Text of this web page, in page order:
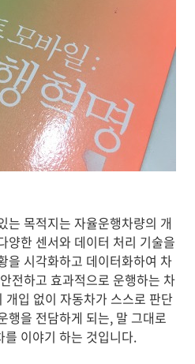
는 목적지는 자율운행차량의 개
양한 센서와 데이터 처리 기술을
을 시각화하고 데이터화하여 차
전하고 효과적으로 운행하는 차
입 없이 자동차가 스스로 판단
행을 전담하게 되는, 말 그대로
이야기 하는 것입니다.